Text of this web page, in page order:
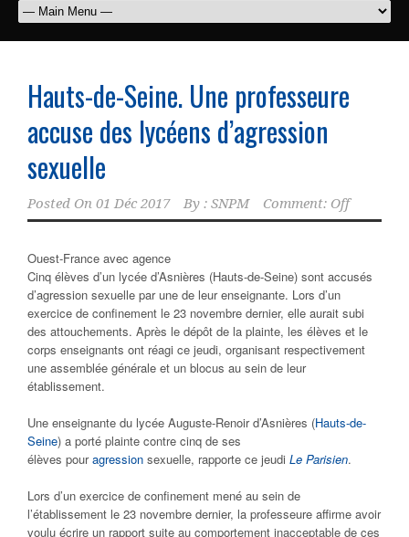
Hauts-de-Seine. Une professeure
accuse des lycéens d’agression
sexuelle
Posted On 01 Déc 2017 By : SNPM Comment: Off
Ouest-France avec agence
Cinq élèves d’un lycée d’Asnières (Hauts-de-Seine) sont accusés
d’agression sexuelle par une de leur enseignante. Lors d’un
exercice de confinement le 23 novembre dernier, elle aurait subi
des attouchements. Après le dépôt de la plainte, les élèves et le
corps enseignants ont réagi ce jeudi, organisant respectivement
une assemblée générale et un blocus au sein de leur
établissement.
Une enseignante du lycée Auguste-Renoir d’Asnières (Hauts-de-
Seine) a porté plainte contre cinq de ses
élèves pouragression sexuelle, rapporte ce jeudi Le Parisien.
Lors d’un exercice de confinement mené au sein de
l’établissement le 23 novembre dernier, la professeure affirme avoir
voulu écrire un rapport suite au comportement inacceptable de ces